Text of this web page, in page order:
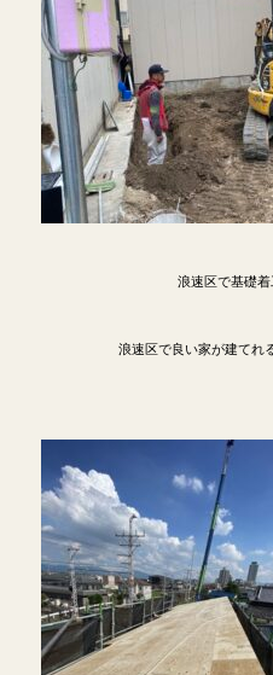
浪速区で基礎着
浪速区で良い家が建てれ